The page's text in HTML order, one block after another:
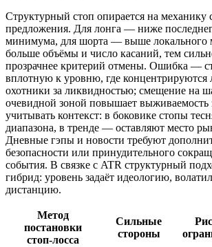
Структурный стоп опирается на механику
предложения. Для лонга — ниже
минимума, для шорта — выше локального
больше объёмы и число касаний, тем
прозрачнее критерий отмены. Ошибка —
вплотную к уровню, где концентрируются
охотники за ликвидностью; смещение на
очевидной зоной повышает выживаемость
учитывать контекст: в боковике стопы
диапазона, в тренде — оставляют место
Дневные гэпы и новости требуют
безопасности или принудительного
события. В связке с ATR структурный
гибрид: уровень задаёт идеологию,
дистанцию.
Метод
постановки
стоп‑лосса
Сильные
стороны